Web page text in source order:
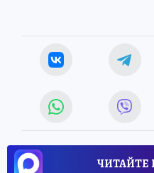
ЧИТАЙТЕ